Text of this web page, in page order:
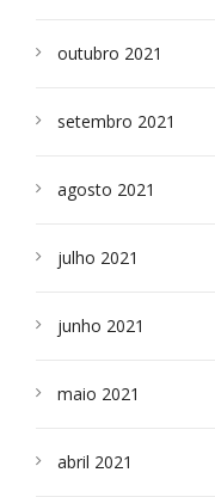
outubro 2021
setembro 2021
agosto 2021
julho 2021
junho 2021
maio 2021
abril 2021